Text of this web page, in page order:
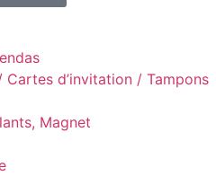
d’invitation / Tampons
Magnet